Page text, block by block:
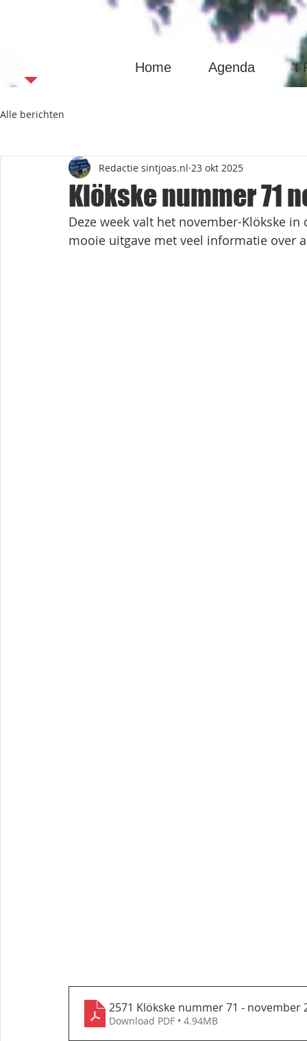
Home Agenda 't
Alle berichten
Klökske nummer 71
Redactie sintjoas.nl 23 okt 2025
Deze week valt het november-Klökske
mooie uitgave met veel informatie over
2571 Klökske nummer 71 - november
Download PDF • 4.94MB